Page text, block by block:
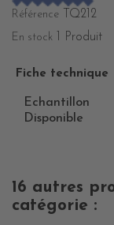
Référence TQ212
En stock 1 Produit
Fiche technique
Echantillon
Disponible
16 autres
catégorie :